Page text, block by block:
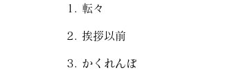
転々
挨拶以前
かくれんぼ